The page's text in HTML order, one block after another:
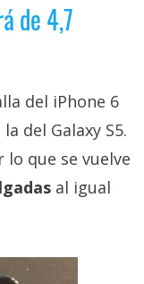
de 4,7
del iPhone 6
del Galaxy S5.
lo que se vuelve
al igual